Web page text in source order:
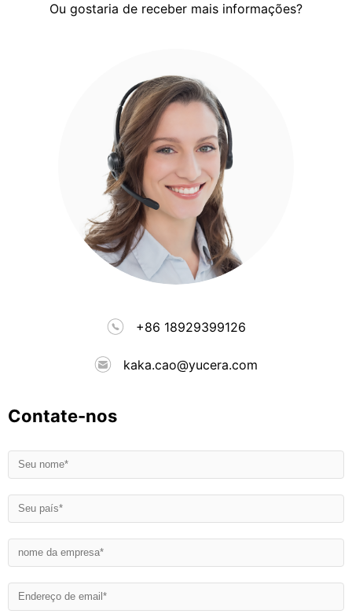
Ou gostaria de receber mais informações?
+86 18929399126
kaka.cao@yucera.com
Contate-nos